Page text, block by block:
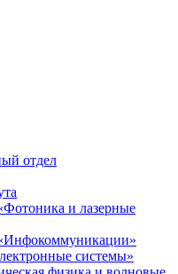
отдел
и лазерные
системы»